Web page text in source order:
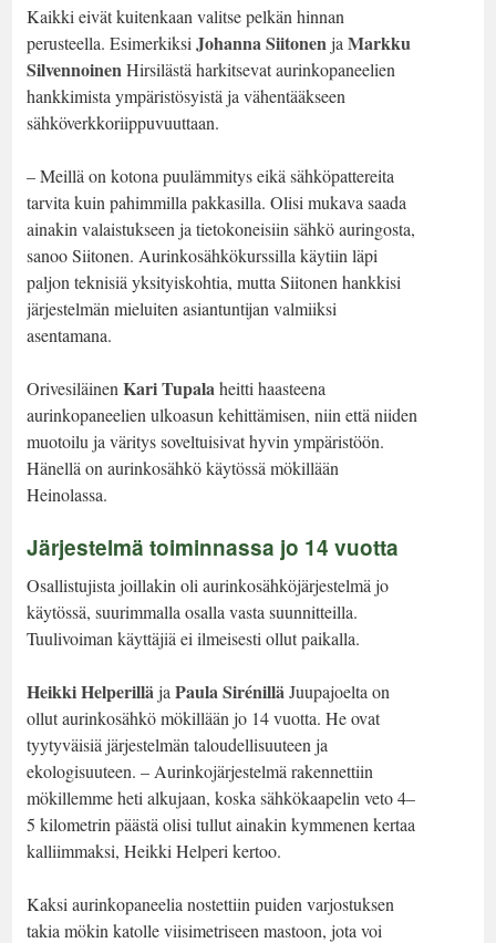
Kaikki eivät kuitenkaan valitse pelkän hinnan
perusteella. Esimerkiksi Johanna Siitonenja Markku
SilvennoinenHirsilästä harkitsevat aurinkopaneelien
hankkimista ympäristösyistä ja vähentääkseen
sähköverkkoriippuvuuttaan.
– Meillä on kotona puulämmitys eikä sähköpattereita
tarvita kuin pahimmilla pakkasilla. Olisi mukava saada
ainakin valaistukseen ja tietokoneisiin sähkö auringosta,
sanoo Siitonen. Aurinkosähkökurssilla käytiin läpi
paljon teknisiä yksityiskohtia, mutta Siitonen hankkisi
järjestelmän mieluiten asiantuntijan valmiiksi
asentamana.
Orivesiläinen Kari Tupalaheitti haasteena
aurinkopaneelien ulkoasun kehittämisen, niin että niiden
muotoilu ja väritys soveltuisivat hyvin ympäristöön.
Hänellä on aurinkosähkö käytössä mökillään
Heinolassa.
Järjestelmä toiminnassa jo 14 vuotta
Osallistujista joillakin oli aurinkosähköjärjestelmä jo
käytössä, suurimmalla osalla vasta suunnitteilla.
Tuulivoiman käyttäjiä ei ilmeisesti ollut paikalla.
Heikki Helperilläja Paula SirénilläJuupajoelta on
ollut aurinkosähkö mökillään jo 14 vuotta. He ovat
tyytyväisiä järjestelmän taloudellisuuteen ja
ekologisuuteen. – Aurinkojärjestelmä rakennettiin
mökillemme heti alkujaan, koska sähkökaapelin veto 4–
5 kilometrin päästä olisi tullut ainakin kymmenen kertaa
kalliimmaksi, Heikki Helperi kertoo.
Kaksi aurinkopaneelia nostettiin puiden varjostuksen
takia mökin katolle viisimetriseen mastoon, jota voi